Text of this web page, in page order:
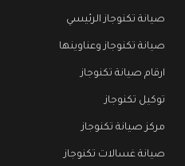
صيانة تكنوجاز الرئيسي
صيانة تكنوجاز وعناوينها
ارقام صيانة تكنوجاز
توكيل تكنوجاز
مركز صيانة تكنوجاز
صيانة غسالات تكنوجاز